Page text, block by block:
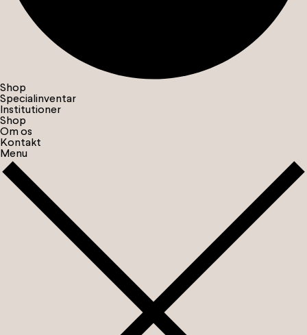
Shop
Specialinventar
Institutioner
Shop
Om os
Kontakt
Menu